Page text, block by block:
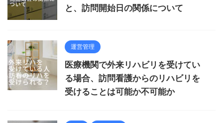
と、訪問開始日の関係について
運営管理
医療機関で外来リハビリを受けてい
る場合、訪問看護からのリハビリを
受けることは可能か不可能か